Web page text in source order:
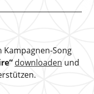
Kampagnen-Song
downloaden und